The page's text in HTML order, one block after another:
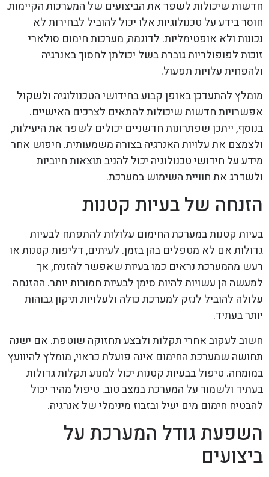
חדשות שיכולות לשפר את הביצועים של המערכות הקיימות.
חוסר בידע על טכנולוגיות אלו יכול להוביל לבחירות לא
נכונות ולא אופטימליות. לדוגמה, מערכות חימום סולארי
זוכות לפופולריות גוברת בשל יכולתן לחסוך באנרגיה
ולהפחית עלויות תפעול.
מומלץ להתעדכן באופן קבוע בחידושי הטכנולוגיה ולשקול
אפשרויות חדשות שיכולות להתאים לצרכים האישיים.
בנוסף, ייתכן שפתרונות חדשניים יכולים לשפר את היעילות,
ולצמצם את עלויות האנרגיה בצורה משמעותית. חיפוש אחר
מידע על חידושי טכנולוגיה יכול להניב תוצאות חיוביות
ולשדרג את חוויית השימוש במערכת.
הזנחה של בעיות קטנות
בעיות קטנות במערכת החימום עלולות להתפתח לבעיות
גדולות אם לא מטפלים בהן בזמן. לעיתים, דליפות קטנות או
רעש מהמערכת נראים כמו בעיות שאפשר להזניח, אך
למעשה הן עשויות להיות סימן לבעיות חמורות יותר. ההזנחה
עלולה להוביל לנזק למערכת כולה ולעלויות תיקון גבוהות
יותר בעתיד.
חשוב לעקוב אחרי תקלות ולבצע תחזוקה שוטפת. אם ישנה
תחושה שמערכת החימום אינה פועלת כראוי, מומלץ להיוועץ
במומחה. טיפול בבעיות קטנות יכול למנוע תקלות גדולות
בעתיד ולשמור על המערכת במצב טוב. טיפול מהיר יכול
להבטיח חימום מים יעיל ובזבוז מינימלי של אנרגיה.
השפעת גודל המערכת על
ביצועים